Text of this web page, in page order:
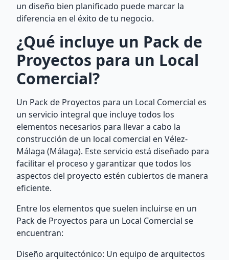
un diseño bien planificado puede marcar la
diferencia en el éxito de tu negocio.
¿Qué incluye un Pack de
Proyectos para un Local
Comercial?
Un Pack de Proyectos para un Local Comercial es
un servicio integral que incluye todos los
elementos necesarios para llevar a cabo la
construcción de un local comercial en Vélez-
Málaga (Málaga). Este servicio está diseñado para
facilitar el proceso y garantizar que todos los
aspectos del proyecto estén cubiertos de manera
eficiente.
Entre los elementos que suelen incluirse en un
Pack de Proyectos para un Local Comercial se
encuentran:
Diseño arquitectónico: Un equipo de arquitectos